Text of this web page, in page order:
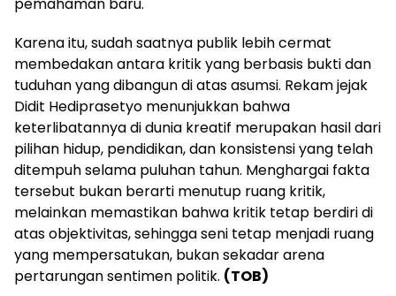
Karena itu, sudah saatnya publik lebih cermat
membedakan antara kritik yang berbasis bukti dan
tuduhan yang dibangun di atas asumsi. Rekam jejak
Didit Hediprasetyo menunjukkan bahwa
keterlibatannya di dunia kreatif merupakan hasil dari
pilihan hidup, pendidikan, dan konsistensi yang telah
ditempuh selama puluhan tahun. Menghargai fakta
tersebut bukan berarti menutup ruang kritik,
melainkan memastikan bahwa kritik tetap berdiri di
atas objektivitas, sehingga seni tetap menjadi ruang
yang mempersatukan, bukan sekadar arena
pertarungan sentimen politik. (TOB)